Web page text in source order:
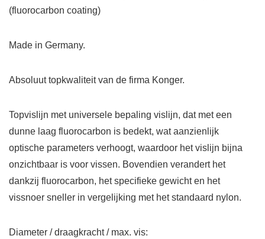
(fluorocarbon coating)
Made in Germany.
Absoluut topkwaliteit van de firma Konger.
Topvislijn met universele bepaling vislijn, dat met een
dunne laag fluorocarbon is bedekt, wat aanzienlijk
optische parameters verhoogt, waardoor het vislijn bijna
onzichtbaar is voor vissen. Bovendien verandert het
dankzij fluorocarbon, het specifieke gewicht en het
vissnoer sneller in vergelijking met het standaard nylon.
Diameter / draagkracht / max. vis: